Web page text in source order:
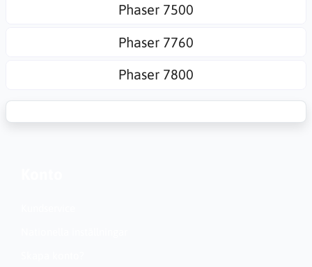
Phaser 7500
Phaser 7760
Phaser 7800